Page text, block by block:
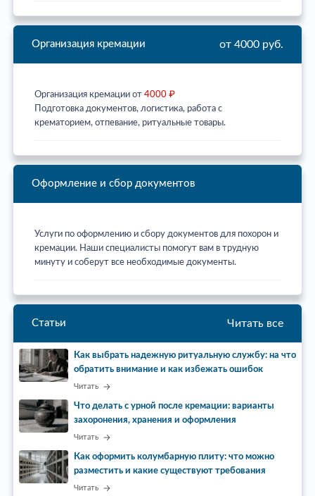
Организация кремации от 4000 руб.
Организация кремации от 4000 ₽
Подготовка документов, логистика, работа с
крематорием, отпевание, ритуальные товары.
Оформление и сбор документов
Услуги по оформлению и сбору документов для похорон и
кремации. Наши специалисты помогут вам в трудную
минуту и соберут все необходимые документы.
Статьи Читать все
Как выбрать надежную ритуальную службу: на что
обратить внимание и как избежать ошибок
Читать
Что делать с урной после кремации: варианты
захоронения, хранения и оформления
Читать
Как оформить колумбарную плиту: что можно
разместить и какие существуют требования
Читать